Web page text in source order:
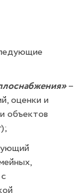
–
оценки и
объектов